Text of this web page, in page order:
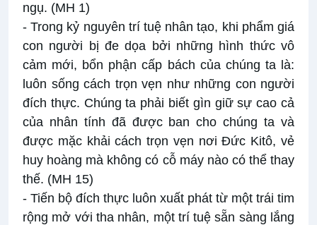
ngụ. (MH 1)
- Trong kỷ nguyên trí tuệ nhân tạo, khi phẩm giá
con người bị đe dọa bởi những hình thức vô
cảm mới, bổn phận cấp bách của chúng ta là:
luôn sống cách trọn vẹn như những con người
đích thực. Chúng ta phải biết gìn giữ sự cao cả
của nhân tính đã được ban cho chúng ta và
được mặc khải cách trọn vẹn nơi Đức Kitô, vẻ
huy hoàng mà không có cỗ máy nào có thể thay
thế. (MH 15)
- Tiến bộ đích thực luôn xuất phát từ một trái tim
rộng mở với tha nhân, một trí tuệ sẵn sàng lắng